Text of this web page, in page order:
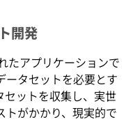
開発
たアプリケーションで
ータセットを必要とす
セットを収集し、実世
トがかかり、現実的で